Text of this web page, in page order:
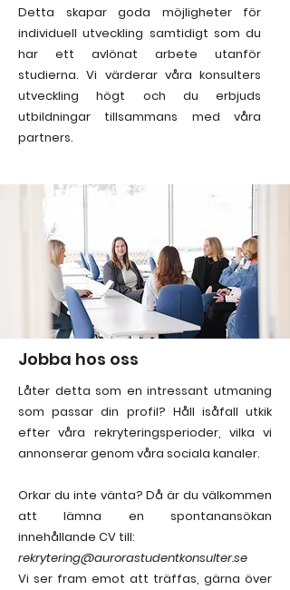
Detta skapar goda möjligheter för
individuell utveckling samtidigt som du
har ett avlönat arbete utanför
studierna. Vi värderar våra konsulters
utveckling högt och du erbjuds
utbildningar tillsammans med våra
partners.
Jobba hos oss
Låter detta som en intressant utmaning
som passar din profil? Håll isåfall utkik
efter våra rekryteringsperioder, vilka vi
annonserar genom våra sociala kanaler.
Orkar du inte vänta? Då är du välkommen
att lämna en spontanansökan
innehållande CV till:
rekrytering@aurorastudentkonsulter.se
Vi ser fram emot att träffas, gärna över